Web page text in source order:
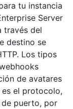
tu instancia
Server
través del
destino se
Los tipos
de avatares
es el protocolo,
puerto, por